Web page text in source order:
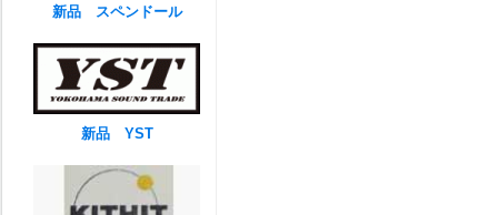
新品 スペンドール
新品 YST